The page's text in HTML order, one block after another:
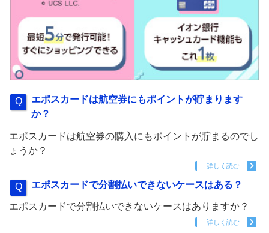
エポスカードは航空券にもポイントが貯まります
か？
エポスカードは航空券の購入にもポイントが貯まるのでし
ょうか？
詳しく読む
エポスカードで分割払いできないケースはある？
エポスカードで分割払いできないケースはありますか？
詳しく読む